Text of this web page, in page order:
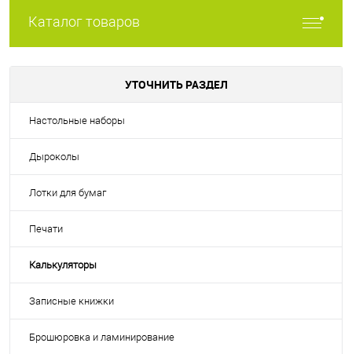
Каталог товаров
УТОЧНИТЬ РАЗДЕЛ
Настольные наборы
Дыроколы
Лотки для бумаг
Печати
Калькуляторы
Записные книжки
Брошюровка и ламинирование